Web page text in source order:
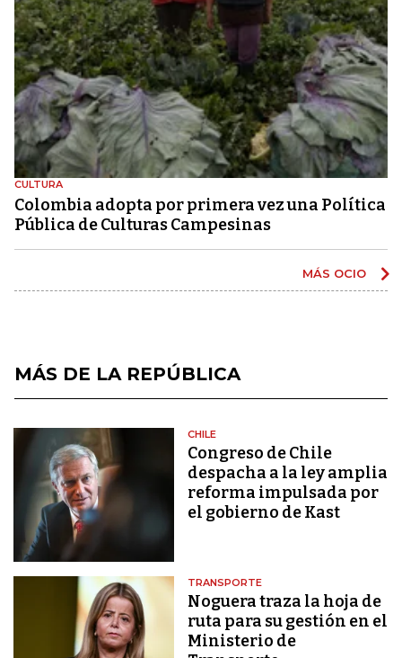
CULTURA
Colombia adopta por primera vez una Política
Pública de Culturas Campesinas
MÁS OCIO
MÁS DE LA REPÚBLICA
CHILE
Congreso de Chile
despacha a la ley amplia
reforma impulsada por
el gobierno de Kast
TRANSPORTE
Noguera traza la hoja de
ruta para su gestión en el
Ministerio de